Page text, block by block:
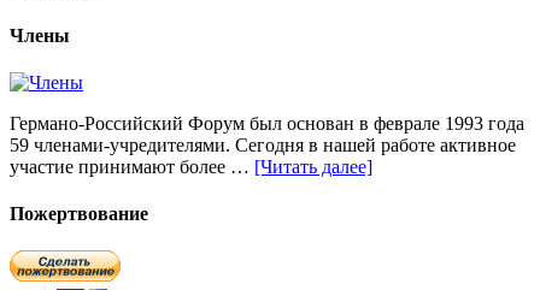
Члены
Германо-Российский Форум был основан в феврале 1993 года
59 членами-учредителями. Сегодня в нашей работе активное
участие принимают более … [Читать далее]
Пожертвование